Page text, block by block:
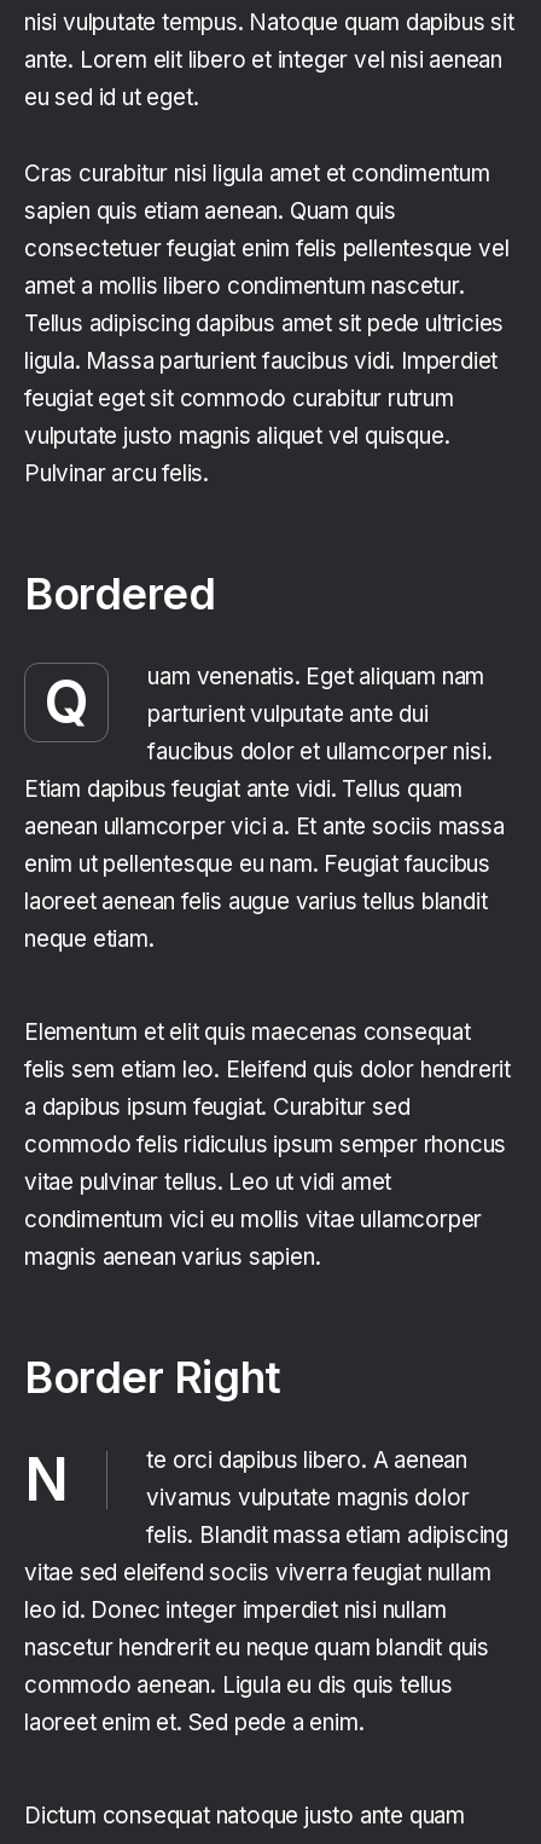
nisi vulputate tempus. Natoque quam dapibus sit
ante. Lorem elit libero et integer vel nisi aenean
eu sed id ut eget.
Cras curabitur nisi ligula amet et condimentum
sapien quis etiam aenean. Quam quis
consectetuer feugiat enim felis pellentesque vel
amet a mollis libero condimentum nascetur.
Tellus adipiscing dapibus amet sit pede ultricies
ligula. Massa parturient faucibus vidi. Imperdiet
feugiat eget sit commodo curabitur rutrum
vulputate justo magnis aliquet vel quisque.
Pulvinar arcu felis.
Bordered
Q
uam venenatis. Eget aliquam nam
parturient vulputate ante dui
faucibus dolor et ullamcorper nisi.
Etiam dapibus feugiat ante vidi. Tellus quam
aenean ullamcorper vici a. Et ante sociis massa
enim ut pellentesque eu nam. Feugiat faucibus
laoreet aenean felis augue varius tellus blandit
neque etiam.
Elementum et elit quis maecenas consequat
felis sem etiam leo. Eleifend quis dolor hendrerit
a dapibus ipsum feugiat. Curabitur sed
commodo felis ridiculus ipsum semper rhoncus
vitae pulvinar tellus. Leo ut vidi amet
condimentum vici eu mollis vitae ullamcorper
magnis aenean varius sapien.
Border Right
Nte orci dapibus libero. A aenean
vivamus vulputate magnis dolor
felis. Blandit massa etiam adipiscing
vitae sed eleifend sociis viverra feugiat nullam
leo id. Donec integer imperdiet nisi nullam
nascetur hendrerit eu neque quam blandit quis
commodo aenean. Ligula eu dis quis tellus
laoreet enim et. Sed pede a enim.
Dictum consequat natoque justo ante quam